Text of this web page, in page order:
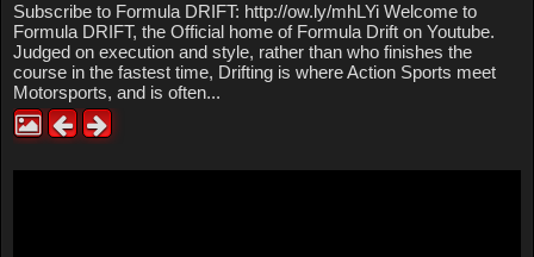
Subscribe to Formula DRIFT: http://ow.ly/mhLYi Welcome to
Formula DRIFT, the Official home of Formula Drift on Youtube.
Judged on execution and style, rather than who finishes the
course in the fastest time, Drifting is where Action Sports meet
Motorsports, and is often...